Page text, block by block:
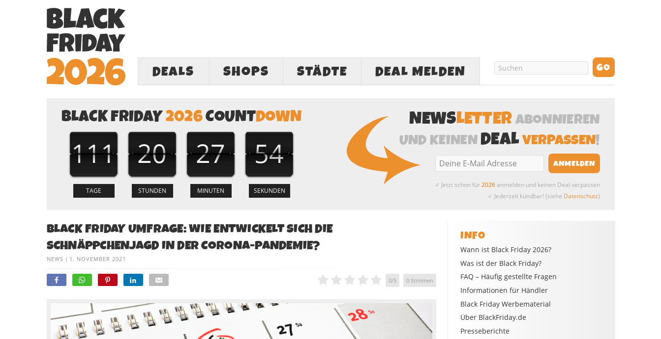
DEALS SHOPS STÄDTE DEAL MELDEN
BLACK FRIDAY2026COUNTDOWN
111 20 27 53
NEWSLETTERABONNIEREN
UND KEINENDEALVERPASSEN!
✓ Jetzt schon für2026anmelden und keinen Deal verpassen
✓ Jederzeit kündbar! (siehe Datenschutz)
BLACK FRIDAY UMFRAGE: WIE ENTWICKELT SICH DIE
SCHNÄPPCHENJAGD IN DER CORONA-PANDEMIE?
NEWS | 1. NOVEMBER 2021
0/5 0Stimmen
INFO
Wann ist Black Friday 2026?
Was ist der Black Friday?
FAQ – Häufig gestellte Fragen
Informationen für Händler
Black Friday Werbematerial
Über BlackFriday.de
Presseberichte